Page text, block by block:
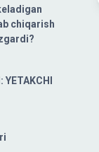
chiqarish